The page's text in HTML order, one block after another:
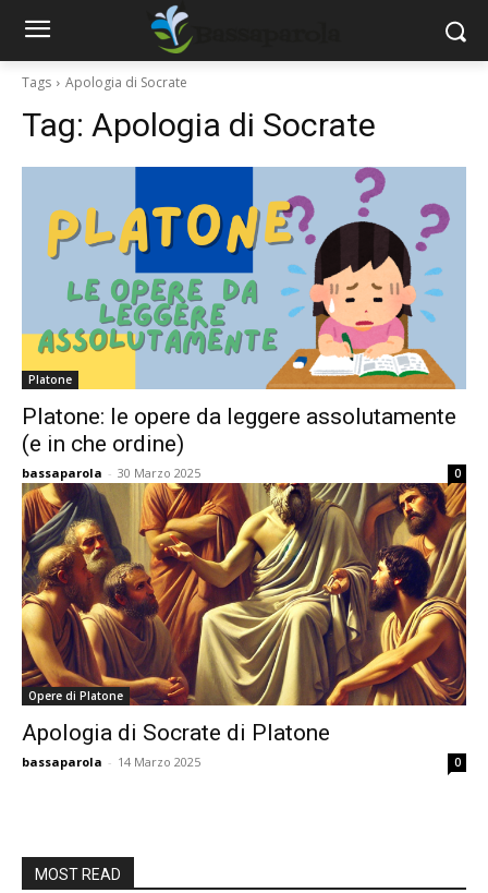
Tags Apologia di Socrate
Tag: Apologia di Socrate
Platone
Platone: le opere da leggere assolutamente
(e in che ordine)
bassaparola - 30 Marzo 2025 0
Opere di Platone
Apologia di Socrate di Platone
bassaparola - 14 Marzo 2025 0
MOST READ